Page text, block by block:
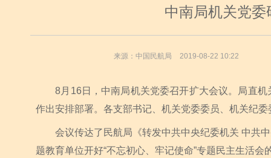
中南局机关党
来源：中国民航局 2019-08-22 10:22
8月16日，中南局机关党委召开扩大会议。局直机
作出安排部署。各支部书记、机关党委委员、机关纪
会议传达了民航局《转发中共中央纪委机关 中共中
题教育单位开好“不忘初心、牢记使命”专题民主生活